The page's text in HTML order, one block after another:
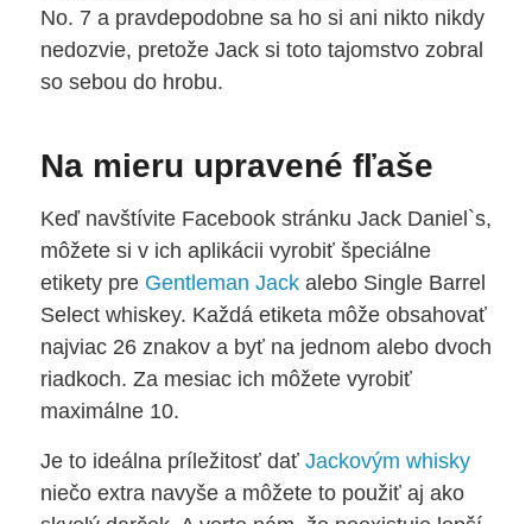
No. 7 a pravdepodobne sa ho si ani nikto nikdy
nedozvie, pretože Jack si toto tajomstvo zobral
so sebou do hrobu.
Na mieru upravené fľaše
Keď navštívite Facebook stránku Jack Daniel`s,
môžete si v ich aplikácii vyrobiť špeciálne
etikety pre Gentleman Jackalebo Single Barrel
Select whiskey. Každá etiketa môže obsahovať
najviac 26 znakov a byť na jednom alebo dvoch
riadkoch. Za mesiac ich môžete vyrobiť
maximálne 10.
Je to ideálna príležitosť dať Jackovým whisky
niečo extra navyše a môžete to použiť aj ako